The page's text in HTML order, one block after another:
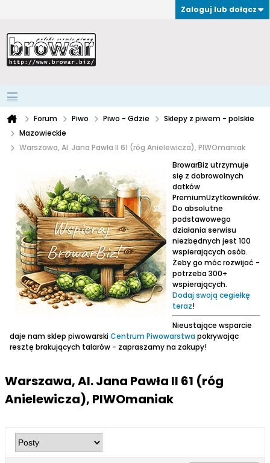
Zaloguj lub dołącz
Forum Piwo Piwo - Gdzie
Sklepy z piwem - polskie
Mazowieckie
Warszawa, Al. Jana Pawła II 61 (róg Anielewicza), PIWOmaniak
BrowarBiz utrzymuje
się z dobrowolnych
datków
PremiumUżytkowników.
Do absolutne
podstawowego
działania serwisu
niezbędnych jest 100
wspierających osób.
Żeby go móc rozwijać -
potrzeba 300+
wspierających.
Dodaj swoją cegiełkę
teraz!
Nieustające wsparcie
daje nam sklep piwowarskiCentrum Piwowarstwapokrywając
resztę brakujących talarów - zapraszamy na zakupy!
Warszawa, Al. Jana Pawła II 61 (róg
Anielewicza), PIWOmaniak